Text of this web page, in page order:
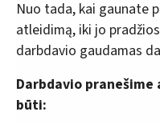
Nuo tada, kai gaunate
atleidimą, iki jo
darbdavio gaudamas
Darbdavio
būti: